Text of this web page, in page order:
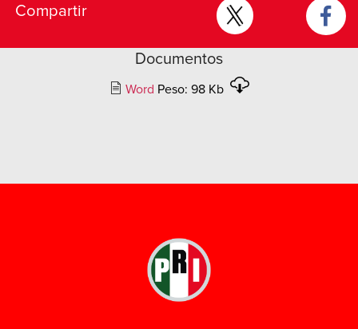
Compartir
Documentos
Word Peso: 98 Kb